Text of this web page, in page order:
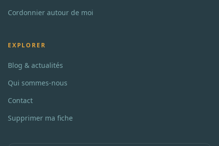
Cordonnier autour de moi
EXPLORER
Blog & actualités
Qui sommes-nous
Contact
Supprimer ma fiche